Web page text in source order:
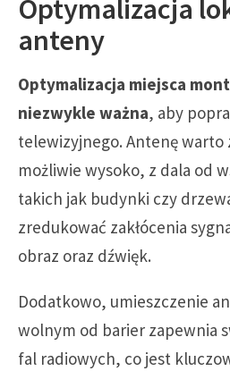
Optymalizacja
anteny
Optymalizacja miejsca
niezwykle ważna, aby
telewizyjnego. Antenę warto
możliwie wysoko, z dala od
takich jak budynki czy
zredukować zakłócenia
obraz oraz dźwięk.
Dodatkowo, umieszczenie
wolnym od barier zapewnia
fal radiowych, co jest